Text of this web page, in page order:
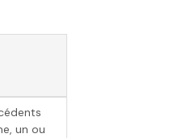
un ou